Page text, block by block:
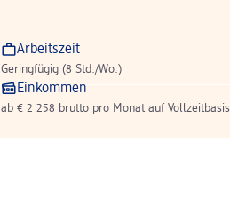
Arbeitszeit
Geringfügig (8 Std./Wo.)
Einkommen
ab € 2 258 brutto pro Monat auf Vollzeitbasis